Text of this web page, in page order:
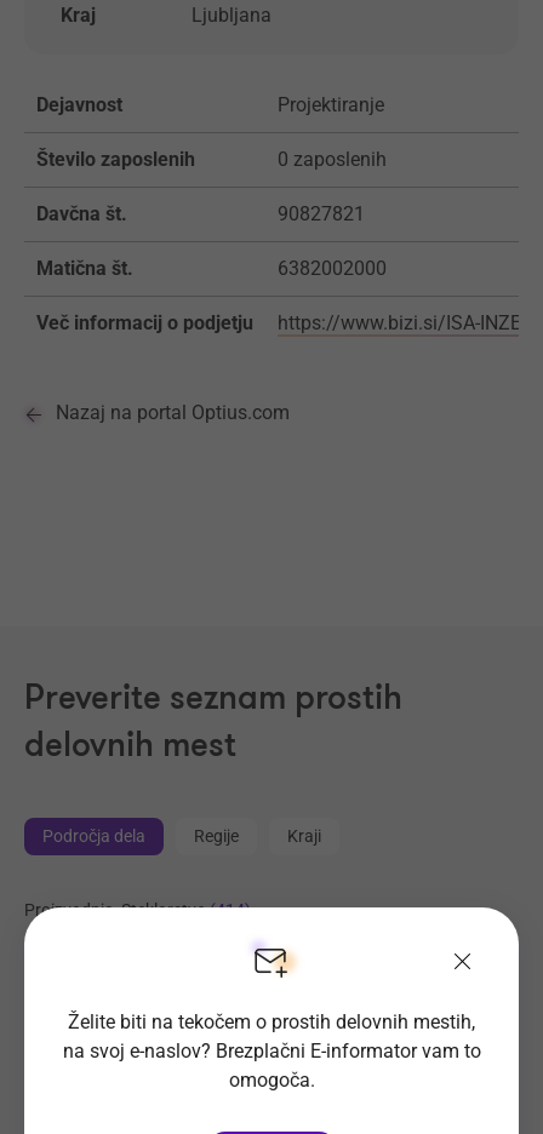
Kraj Ljubljana
Dejavnost Projektiranje
Število zaposlenih 0 zaposlenih
Davčna št. 90827821
Matična št. 6382002000
Več informacij o podjetju https://www.bizi.si/ISA-
Nazaj na portal Optius.com
Preverite seznam prostih
delovnih mest
Področja dela Regije Kraji
Proizvodnja, Steklarstvo(414)
Tehnične storitve, Mehanika
(325)
Transport, Nabava, Logistika(204)
Strojništvo, Metalurgija, Rudarstvo(178)
Želite biti na tekočem o prostih delovnih mestih,
na svoj e-naslov? Brezplačni E-informator vam to
omogoča.